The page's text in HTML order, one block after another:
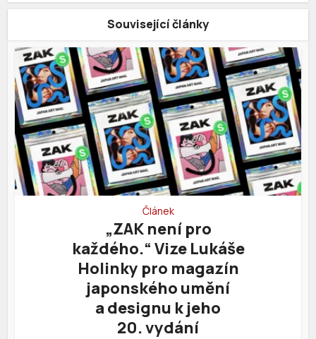
Související články
Článek
„ZAK není pro
každého.“ Vize Lukáše
Holinky pro magazín
japonského umění
a designu k jeho
20. vydání